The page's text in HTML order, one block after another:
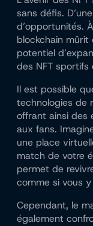
sans défis.
d’opportunités.
blockchain
potentiel
des NFT sportifs
Il est possible
technologies de
offrant ainsi des
aux fans.
une place
match de votre
permet de
comme si vous y
Cependant, le
également